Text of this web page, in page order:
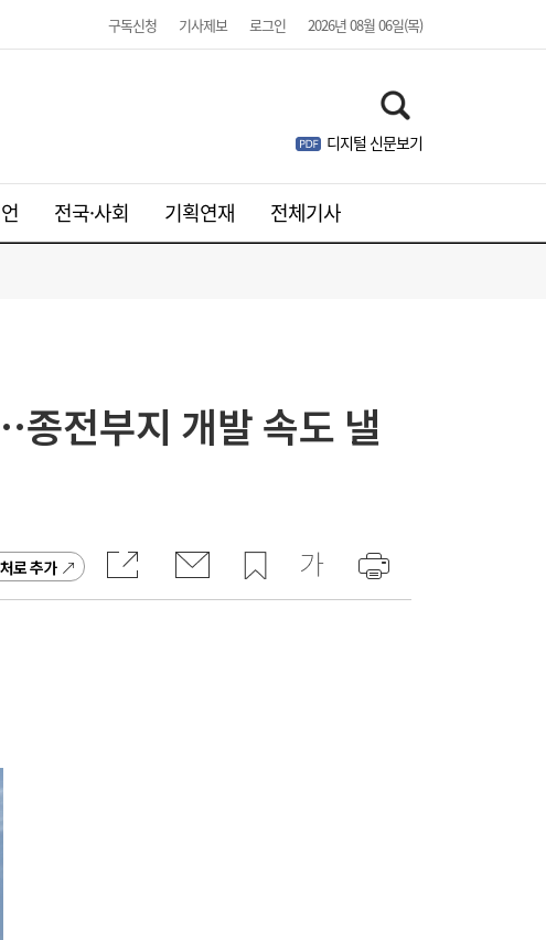
구독신청 기사제보 로그인 2026년 08월 06일(목)
디지털 신문보기
전국·사회 기획연재 전체기사
전부지 개발 속도 낼
로 추가